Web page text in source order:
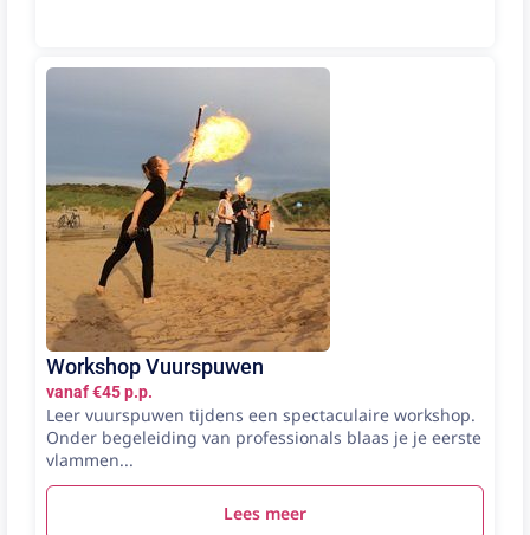
Workshop Vuurspuwen
vanaf €45 p.p.
Leer vuurspuwen tijdens een spectaculaire workshop.
Onder begeleiding van professionals blaas je je eerste
vlammen...
Lees meer